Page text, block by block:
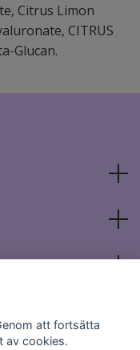
Citrus Limon
CITRUS
Glucan.
att fortsätta
av cookies.